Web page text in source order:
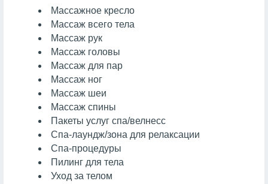
Массажное кресло
Массаж всего тела
Массаж рук
Массаж головы
Массаж для пар
Массаж ног
Массаж шеи
Массаж спины
Пакеты услуг спа/велнесс
Спа-лаундж/зона для релаксации
Спа-процедуры
Пилинг для тела
Уход за телом